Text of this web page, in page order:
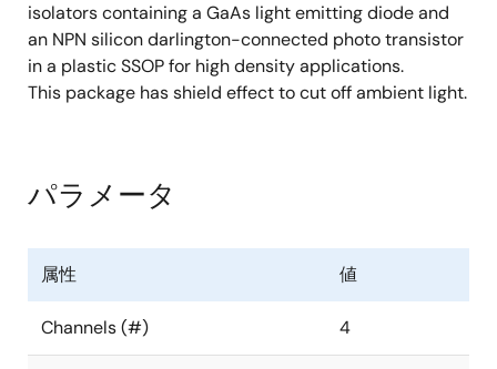
isolators containing a GaAs light emitting diode and
an NPN silicon darlington-connected photo transistor
in a plastic SSOP for high density applications.
This package has shield effect to cut off ambient light.
パラメータ
属性 値
Channels (#) 4